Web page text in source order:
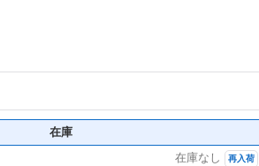
在庫
在庫なし 再入荷